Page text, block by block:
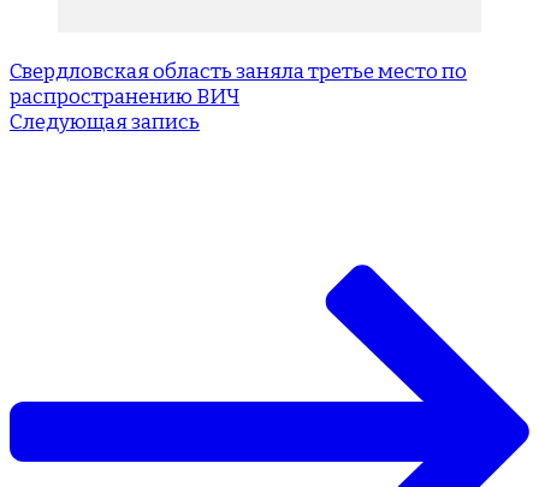
Свердловская область заняла третье место по
распространению ВИЧ
Следующая запись